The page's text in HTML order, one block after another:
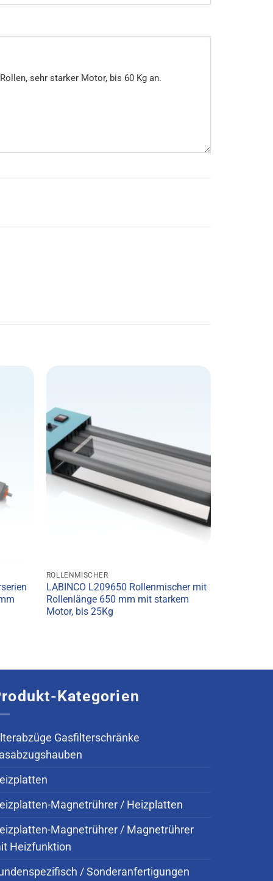
ROLLENMISCHER
LABINCO L209650 Rollenmischer mit
Rollenlänge 650 mm mit starkem
Motor, bis 25Kg
Kategorien
Gasfilterschränke
Magnetrührer / Heizplatten
Magnetrührer / Magnetrührer
Heizfunktion
/ Sonderanfertigungen